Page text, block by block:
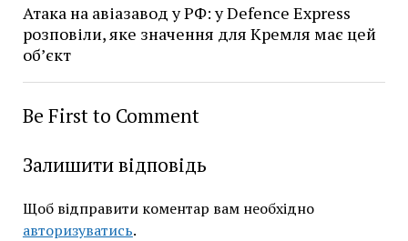
Атака на авіазавод у РФ: у Defence Express
розповіли, яке значення для Кремля має цей
об’єкт
Be First to Comment
Залишити відповідь
Щоб відправити коментар вам необхідно
авторизуватись.